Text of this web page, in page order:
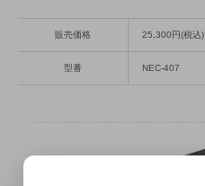
販売価格 25,300円(税込)
型番 NEC-407